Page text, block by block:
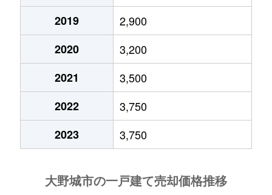
2019
2,900
2020
3,200
2021
3,500
2022
3,750
2023
3,750